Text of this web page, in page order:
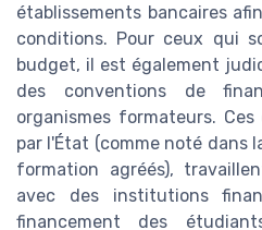
établissements bancaires
conditions. Pour ceux qui
budget, il est également
des conventions de
organismes formateurs.
par l'État (comme noté dans
formation agréés),
avec des institutions
financement des